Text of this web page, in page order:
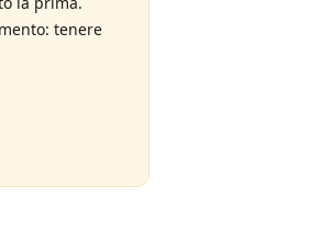
tenere